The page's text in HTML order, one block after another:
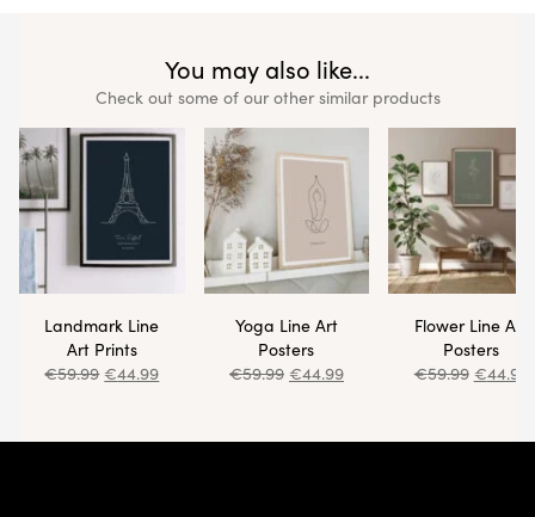
You may also like...
Check out some of our other similar products
Landmark Line
Art Prints
€59.99 €44.99
Yoga Line Art
Posters
€59.99 €44.99
Flower Line Art
Posters
€59.99 €44.99